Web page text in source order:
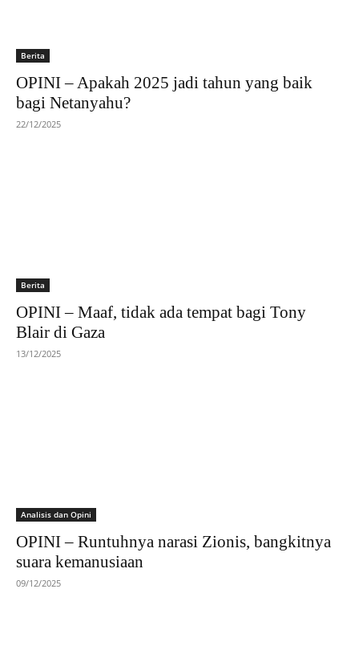
Berita
OPINI – Apakah 2025 jadi tahun yang baik
bagi Netanyahu?
22/12/2025
Berita
OPINI – Maaf, tidak ada tempat bagi Tony
Blair di Gaza
13/12/2025
Analisis dan Opini
OPINI – Runtuhnya narasi Zionis, bangkitnya
suara kemanusiaan
09/12/2025